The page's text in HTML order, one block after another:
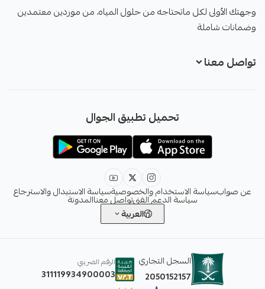
وجهتك الأولى لكل ماتحتاجه من حلول المياه، من موردين معتمدين
وضمانات شاملة
تواصل معنا
info@sawab.app
تحميل تطبيق الجوال
عن صوابسياسة الاستخدام والخصوصيةسياسة الاستبدال والاسترجاع
سياسة الدعم الفنيتواصل معناالمدونة
العربية
السجل التجاري
2050152157
الرقم الضريبي
311119934900003